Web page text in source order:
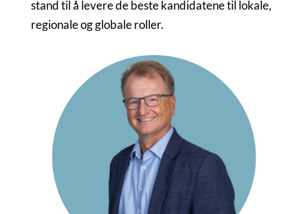
stand til å levere de beste kandidatene til lokale,
regionale og globale roller.